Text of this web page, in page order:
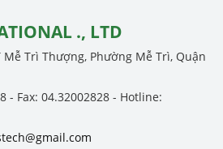
., LTD
Trì Thượng, Phường Mễ Trì, Quận
- Fax: 04.32002828 - Hotline: